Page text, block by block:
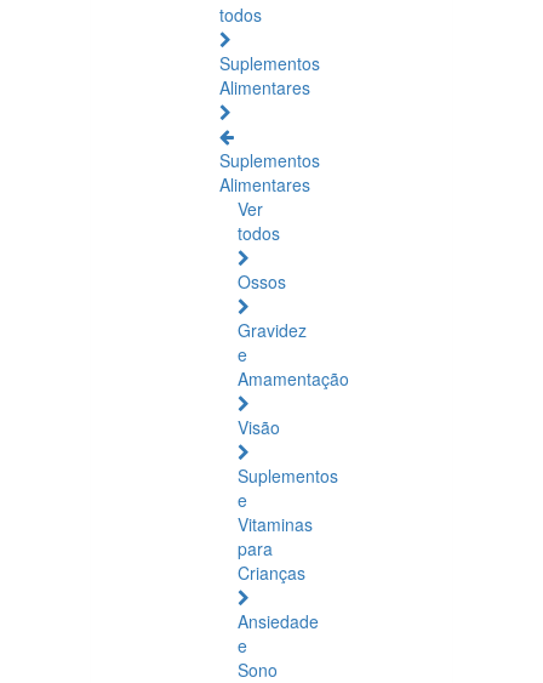
todos
Suplementos
Alimentares
Suplementos
Alimentares
Ver
todos
Ossos
Gravidez
e
Amamentação
Visão
Suplementos
e
Vitaminas
para
Crianças
Ansiedade
e
Sono